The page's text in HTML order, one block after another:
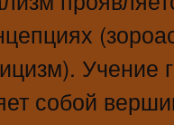
Учение
собой